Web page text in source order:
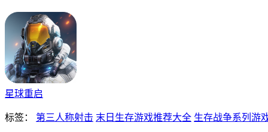
星球重启
标签： 第三人称射击 末日生存游戏推荐大全 生存战争系列游